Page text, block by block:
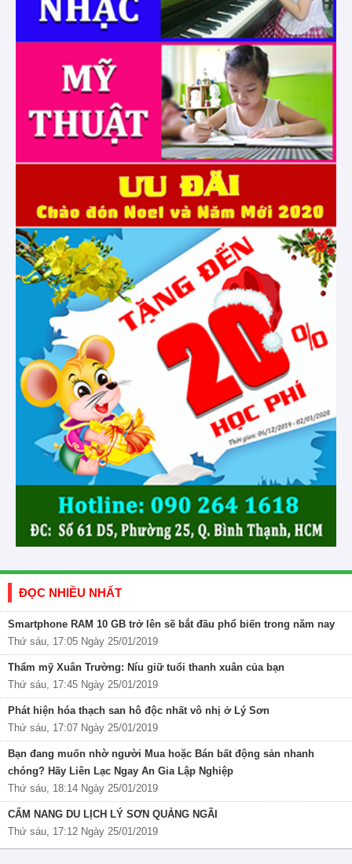
ĐỌC NHIỀU NHẤT
Smartphone RAM 10 GB trở lên sẽ bắt đầu phổ biến trong năm nay
Thứ sáu, 17:05 Ngày 25/01/2019
Thẩm mỹ Xuân Trường: Níu giữ tuổi thanh xuân của bạn
Thứ sáu, 17:45 Ngày 25/01/2019
Phát hiện hóa thạch san hô độc nhất vô nhị ở Lý Sơn
Thứ sáu, 17:07 Ngày 25/01/2019
Bạn đang muốn nhờ người Mua hoặc Bán bất động sản nhanh
chóng? Hãy Liên Lạc Ngay An Gia Lập Nghiệp
Thứ sáu, 18:14 Ngày 25/01/2019
CẨM NANG DU LỊCH LÝ SƠN QUẢNG NGÃI
Thứ sáu, 17:12 Ngày 25/01/2019